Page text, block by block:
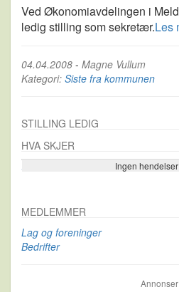
Ved Økonomiavdelingen i
ledig stilling som sekretær.Les
04.04.2008 - Magne Vullum
Kategori: Siste fra kommunen
STILLING LEDIG
HVA SKJER
Ingen
Se flere…
MEDLEMMER
Lag og foreninger
Bedrifter
Annonser